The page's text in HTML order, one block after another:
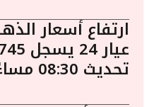
ارتفاع أسعار
تحديث 08:30 مساءًا